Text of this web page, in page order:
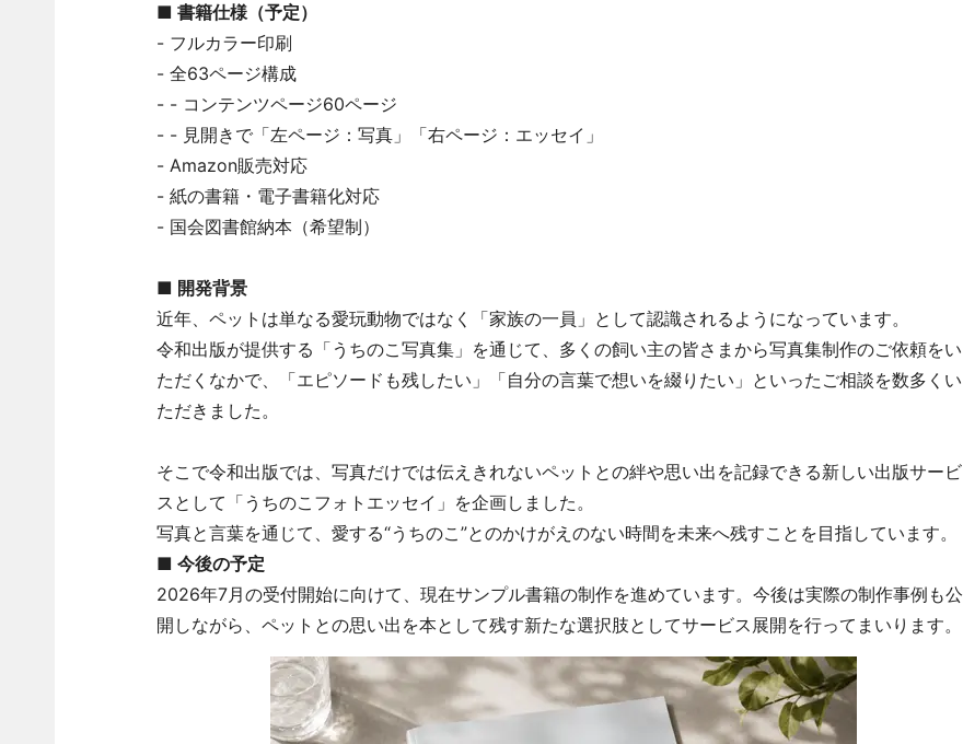
■ 書籍仕様（予定）
- フルカラー印刷
- 全63ページ構成
- - コンテンツページ60ページ
- - 見開きで「左ページ：写真」「右ページ：エッセイ」
- Amazon販売対応
- 紙の書籍・電子書籍化対応
- 国会図書館納本（希望制）
■ 開発背景
近年、ペットは単なる愛玩動物ではなく「家族の一員」として認識されるようになっています。
令和出版が提供する「うちのこ写真集」を通じて、多くの飼い主の皆さまから写真集制作のご依頼をい
ただくなかで、「エピソードも残したい」「自分の言葉で想いを綴りたい」といったご相談を数多くい
ただきました。
そこで令和出版では、写真だけでは伝えきれないペットとの絆や思い出を記録できる新しい出版サービ
スとして「うちのこフォトエッセイ」を企画しました。
写真と言葉を通じて、愛する“うちのこ”とのかけがえのない時間を未来へ残すことを目指しています。
■ 今後の予定
2026年7月の受付開始に向けて、現在サンプル書籍の制作を進めています。今後は実際の制作事例も公
開しながら、ペットとの思い出を本として残す新たな選択肢としてサービス展開を行ってまいります。